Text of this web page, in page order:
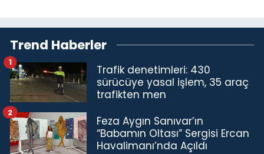
Trend Haberler
Trafik denetimleri: 430
sürücüye yasal işlem, 35 araç
trafikten men
1
Feza Aygın Sanıvar’ın
“Babamın Oltası” Sergisi Ercan
Havalimanı’nda Açıldı
2